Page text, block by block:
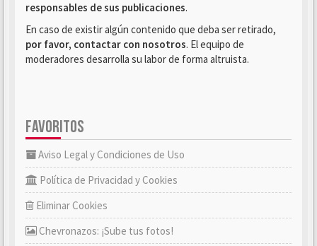
responsables de sus publicaciones.
En caso de existir algún contenido que deba ser retirado,
por favor, contactar con nosotros. El equipo de
moderadores desarrolla su labor de forma altruista.
FAVORITOS
Aviso Legal y Condiciones de Uso
Política de Privacidad y Cookies
Eliminar Cookies
Chevronazos: ¡Sube tus fotos!